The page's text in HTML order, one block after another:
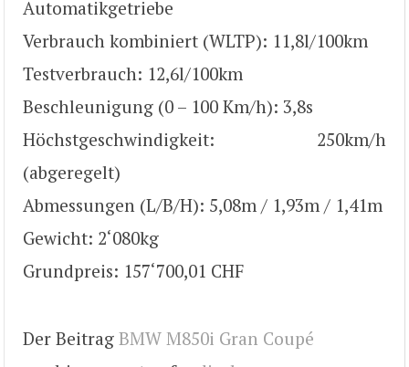
Automatikgetriebe
Verbrauch kombiniert (WLTP): 11,8l/100km
Testverbrauch: 12,6l/100km
Beschleunigung (0 – 100 Km/h): 3,8s
Höchstgeschwindigkeit: 250km/h
(abgeregelt)
Abmessungen (L/B/H): 5,08m / 1,93m / 1,41m
Gewicht: 2‘080kg
Grundpreis: 157‘700,01 CHF
Der Beitrag BMW M850i Gran Coupé